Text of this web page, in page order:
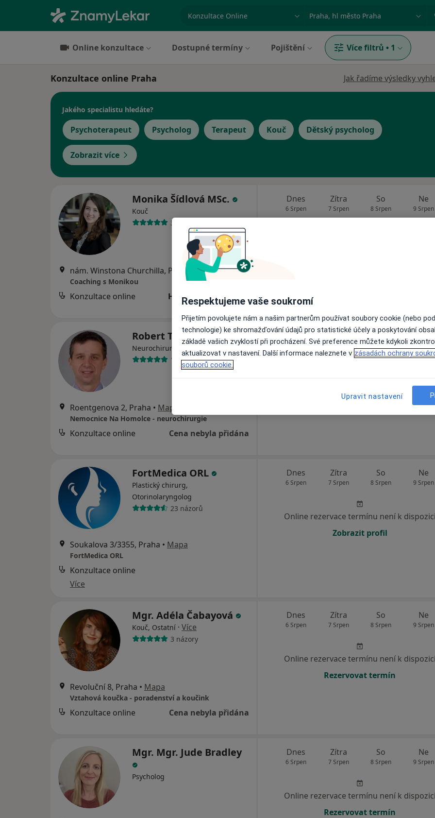
Město nebo region
Online konzultace Dostupné termíny Pojištění Více filtrů • 1
Konzultace online Praha Jak řadíme výsledky
Jakého specialistu hledáte?
Psychoterapeut Psycholog Terapeut Kouč Dětský psycholog
Zobrazit více
Monika Šídlová MSc.
Kouč
3 názory
nám. Winstona Churchilla, Praha Mapa
Coaching s Monikou
Konzultace online Hrazeno pojišťovnou
Dnes
6 Srpen
Zítra
7 Srpen
So
8 Srpen
Ne
9 Srpen
Robert Tomáš
Neurochirurg Více
16 názorů
Roentgenova 2, Praha • Mapa
Nemocnice Na Homolce - neurochirurgie
Konzultace online Cena nebyla přidána
Dnes
6 Srpen
Zítra
7 Srpen
So
8 Srpen
Ne
9 Srpen
Rezervovat termín
FortMedica ORL
Plastický chirurg,
Otorinolaryngolog
23 názorů
Soukalova 3/3355, Praha • Mapa
FortMedica ORL
Konzultace online
Více
Dnes
6 Srpen
Zítra
7 Srpen
So
8 Srpen
Ne
9 Srpen
Online rezervace termínu není k dispozici
Zobrazit profil
Mgr. Adéla Čabayová
Kouč, Ostatní · Více
3 názory
Revoluční 8, Praha • Mapa
Vztahová koučka - poradenství a koučink
Konzultace online Cena nebyla přidána
Dnes
6 Srpen
Zítra
7 Srpen
So
8 Srpen
Ne
9 Srpen
Online rezervace termínu není k dispozici
Rezervovat termín
Mgr. Mgr. Jude Bradley
Psycholog
Dnes
6 Srpen
Zítra
7 Srpen
So
8 Srpen
Ne
9 Srpen
Online rezervace termínu není k dispozici
Rezervovat termín
Respektujeme vaše soukromí
Přijetím povolujete nám a našim partnerům používat soubory cookie (nebo
technologie) ke shromažďování údajů pro statistické účely a poskytování
základě vašich zvyklostí při procházení. Své preference můžete kdykoli
aktualizovat v nastavení. Další informace naleznete v zásadách ochrany
souborů cookie.
Upravit nastavení